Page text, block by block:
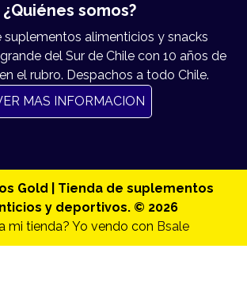
¿Quiénes somos?
suplementos alimenticios y snacks
del Sur de Chile con 10 años de
el rubro. Despachos a todo Chile.
MAS INFORMACION
Gold | Tienda de suplementos
y deportivos. © 2026
mi tienda? Yo vendo con Bsale